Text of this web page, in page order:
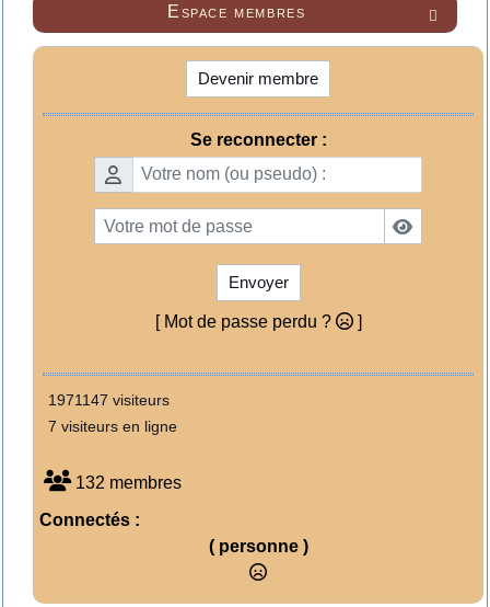

Espace membres
Devenir membre
Se reconnecter :
Envoyer
[ Mot de passe perdu ? ]
1971147 visiteurs
7 visiteurs en ligne
132 membres
Connectés :
( personne )